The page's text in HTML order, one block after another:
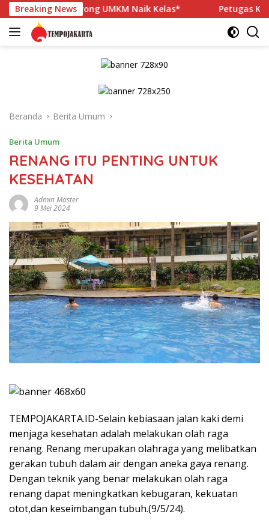
Langsung
ke
konten
Breaking News
UMKM Naik Kelas* Petugas Keamanan Unit
Beranda Berita Umum
Berita Umum
RENANG ITU PENTING UNTUK
KESEHATAN
Admin Master
9 Mei 2024
TEMPOJAKARTA.ID-Selain kebiasaan jalan kaki demi
menjaga kesehatan adalah melakukan olah raga
renang. Renang merupakan olahraga yang melibatkan
gerakan tubuh dalam air dengan aneka gaya renang.
Dengan teknik yang benar melakukan olah raga
renang dapat meningkatkan kebugaran, kekuatan
otot,dan keseimbangan tubuh.(9/5/24).